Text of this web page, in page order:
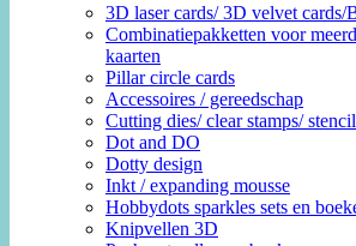
3D laser cards/ 3D velvet cards/
Combinatiepakketten voor
kaarten
Pillar circle cards
Accessoires / gereedschap
Cutting dies/ clear stamps/
Dot and DO
Dotty design
Inkt / expanding mousse
Hobbydots sparkles sets en
Knipvellen 3D